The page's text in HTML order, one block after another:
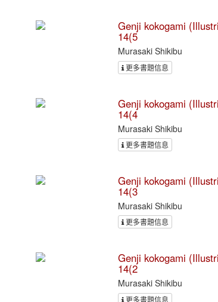
Genji kokogami
14(5
Murasaki Shikibu
更多書題信息
Genji kokogami
14(4
Murasaki Shikibu
更多書題信息
Genji kokogami
14(3
Murasaki Shikibu
更多書題信息
Genji kokogami
14(2
Murasaki Shikibu
更多書題信息